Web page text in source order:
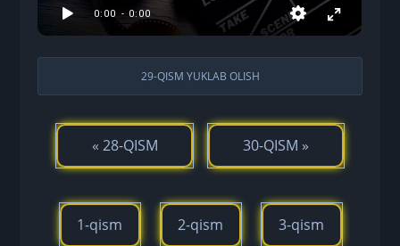
29-QISM YUKLAB OLISH
« 28-QISM 30-QISM »
1-qism 2-qism 3-qism